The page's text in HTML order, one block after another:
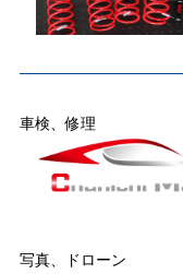
車検、修理
写真、ドローン